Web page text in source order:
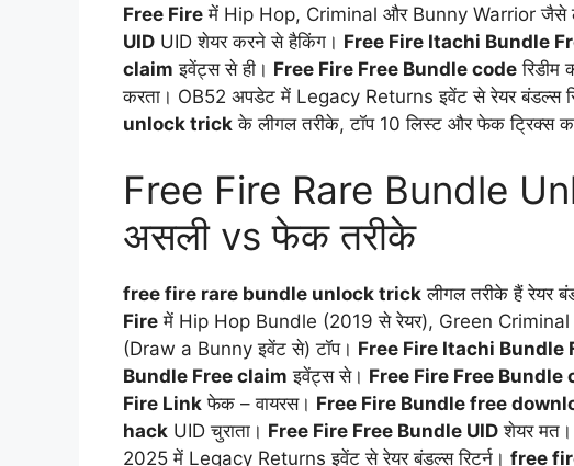
Free Fire में Hip Hop, Criminal और Bunny Warrior जैसे
UID UID शेयर करने से हैकिंग। Free Fire Itachi Bundle
claim इवेंट्स से ही। Free Fire Free Bundle code
करता। OB52 अपडेट में Legacy Returns इवेंट से रेयर बंडल्स
unlock trick के लीगल तरीके, टॉप 10 लिस्ट और फेक ट्रिक्स
Free Fire Rare Bundle
असली vs फेक तरीके
free fire rare bundle unlock trick लीगल तरीके हैं रेयर
Fire में Hip Hop Bundle (2019 से रेयर), Green
(Draw a Bunny इवेंट से) टॉप। Free Fire Itachi Bundle
Bundle Free claim इवेंट्स से। Free Fire Free Bundle
Fire Link फेक – वायरस। Free Fire Bundle free
hack UID चुराता। Free Fire Free Bundle UID शेयर मत।
2025 में Legacy Returns इवेंट से रेयर बंडल्स रिटर्न। free